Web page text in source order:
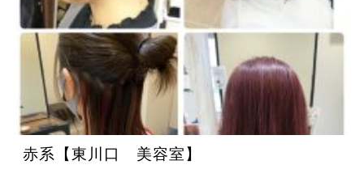
赤系【東川口 美容室】